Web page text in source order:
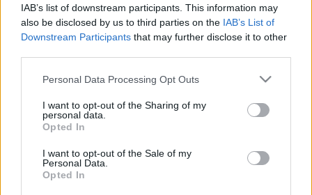
IAB’s list of downstream participants. This information may
also be disclosed by us to third parties on the IAB’s List of
Downstream Participants that may further disclose it to other
Please note that this website/app uses one or more Google
not limited to your visit or usage behaviour. You may click to
grant or deny consent to Google and its third-party tags to
use your data for below specified purposes in below Google
consent section.
Personal Data Processing Opt Outs
I want to opt-out of the Sharing of my
personal data.
Opted In
I want to opt-out of the Sale of my
Personal Data.
Opted In
Penicillin-allergia: nem adható rá
bármilyen antibiotikum!